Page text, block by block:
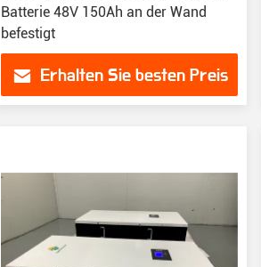
Batterie 48V 150Ah an der Wand
befestigt
Erhalten Sie besten Preis